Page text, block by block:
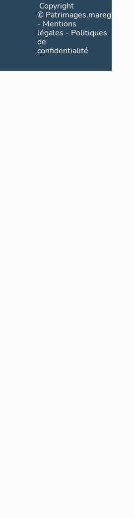
Copyright
©
- Mentions
légales - Politiques
de
confidentialité